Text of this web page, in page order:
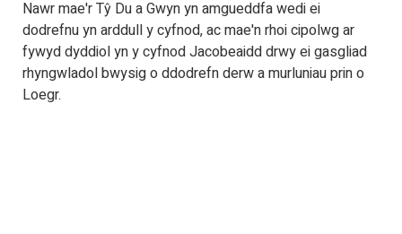
Nawr mae'r Tŷ Du a Gwyn yn amgueddfa wedi ei
dodrefnu yn arddull y cyfnod, ac mae'n rhoi cipolwg ar
fywyd dyddiol yn y cyfnod Jacobeaidd drwy ei gasgliad
rhyngwladol bwysig o ddodrefn derw a murluniau prin o
Loegr.